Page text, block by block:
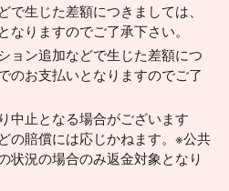
で生じた差額につきましては、
なりますのでご了承下さい。
ョン追加などで生じた差額につ
のお支払いとなりますのでご了
中止となる場合がございます
の賠償には応じかねます。※公共
状況の場合のみ返金対象となり